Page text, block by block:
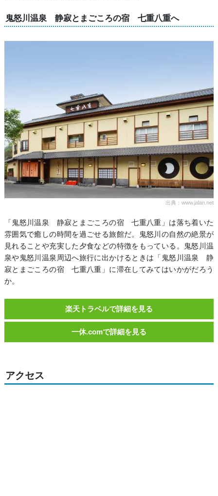
鬼怒川温泉 静寂とまごころの宿 七重八重へ
出典：www.jalan.net
「鬼怒川温泉 静寂とまごころの宿 七重八重」は落ち着いた
雰囲気で癒しの時間を過ごせる旅館だ。鬼怒川の自然の絶景が
見れることや充実した夕食などの特徴をもっている。鬼怒川温
泉や鬼怒川温泉周辺へ旅行に出かけるときは「鬼怒川温泉 静
寂とまごころの宿 七重八重」に滞在してみてはいかがだろう
か。
楽天トラベルで詳細を見る
一休.comで詳細を見る
アクセス